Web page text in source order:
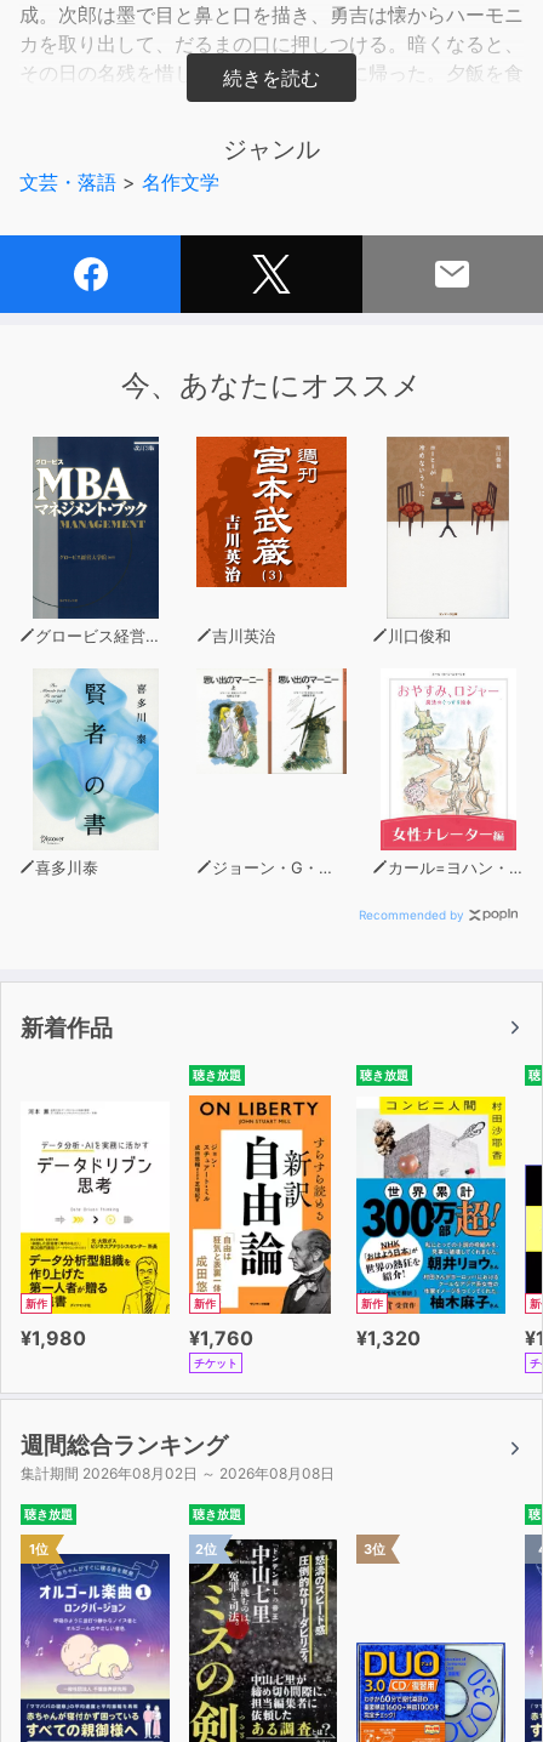
成。次郎は墨で目と鼻と口を描き、勇吉は懐からハーモニ
カを取り出して、だるまの口に押しつける。暗くなると、
その日の名残を惜しみながら二人は家に帰った。夕飯を食
べると、次郎はいつの間にかぐっすりと眠る。夜中におば
かがハーモニカを吹いている。今頃、誰だろうか･･･。
ジャンル
文芸・落語 > 名作文学
今、あなたにオススメ
グロービス経営大学院 吉川英治 川口俊和
喜多川泰 ジョーン・G・ロビンソン カール=ヨハン・エリーン
Recommended by
新着作品
新作
¥1,980
聴き放題
新作
¥1,760
チケット
聴き放題
新作
¥1,320
聴
新
チ
週間総合ランキング
集計期間 2026年08月02日 ～ 2026年08月08日
聴き放題
1位
聴き放題
2位 3位
聴